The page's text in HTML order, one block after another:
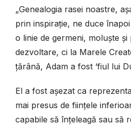
„Genealogia rasei noastre,
prin inspirație, ne duce
o linie de germeni, moluște
dezvoltare, ci la Marele
țărână, Adam a fost ‘fiul lui
El a fost așezat ca
mai presus de ființele
capabile să înțeleagă sau să